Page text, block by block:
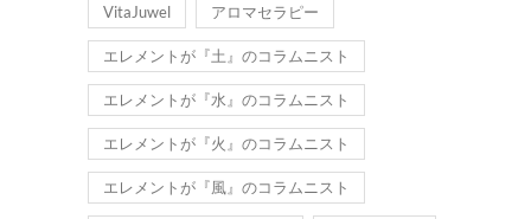
VitaJuwel アロマセラピー
エレメントが『土』のコラムニスト
エレメントが『水』のコラムニスト
エレメントが『火』のコラムニスト
エレメントが『風』のコラムニスト